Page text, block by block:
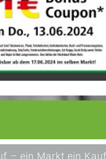
– ein Markt ein